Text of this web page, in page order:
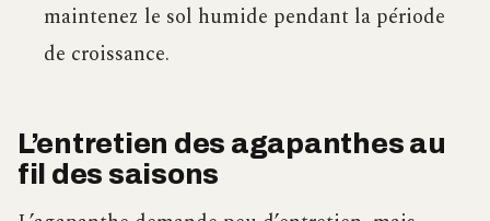
maintenez le sol humide pendant la période
de croissance.
L’entretien des agapanthes au
fil des saisons